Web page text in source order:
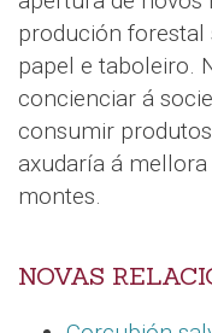
produción forestal
papel e taboleiro.
concienciar á
consumir
axudaría á
montes.
NOVAS